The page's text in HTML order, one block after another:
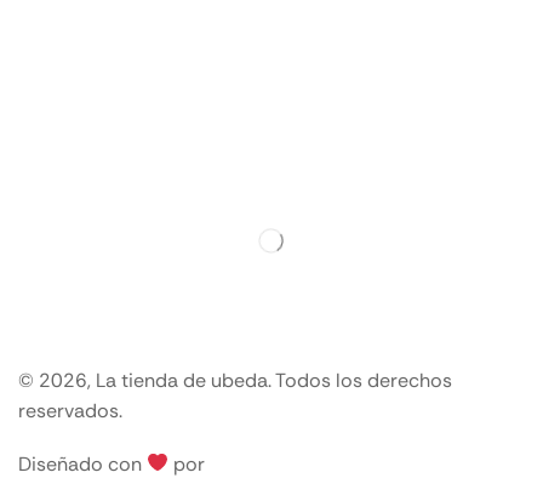
© 2026, La tienda de ubeda. Todos los derechos
reservados.
Diseñado con por